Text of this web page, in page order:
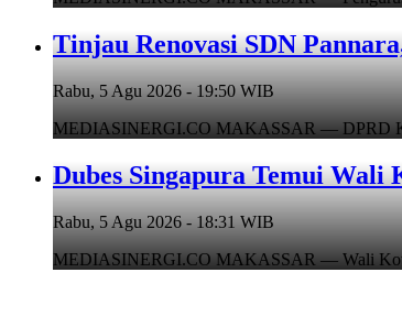
Tinjau Renovasi SDN
Rabu, 5 Agu 2026 - 19:50 WIB
MEDIASINERGI.CO MAKASSAR — DPRD
Dubes Singapura Temui
Rabu, 5 Agu 2026 - 18:31 WIB
MEDIASINERGI.CO MAKASSAR — Wali Kota